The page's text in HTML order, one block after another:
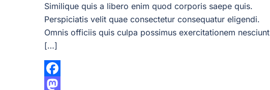
Similique quis a libero enim quod corporis saepe quis.
Perspiciatis velit quae consectetur consequatur eligendi.
Omnis officiis quis culpa possimus exercitationem nesciunt
[…]
Facebook